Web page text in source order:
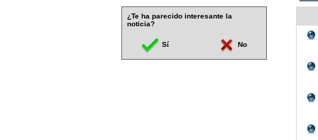
¿Te ha parecido interesante la
noticia?
Sí No